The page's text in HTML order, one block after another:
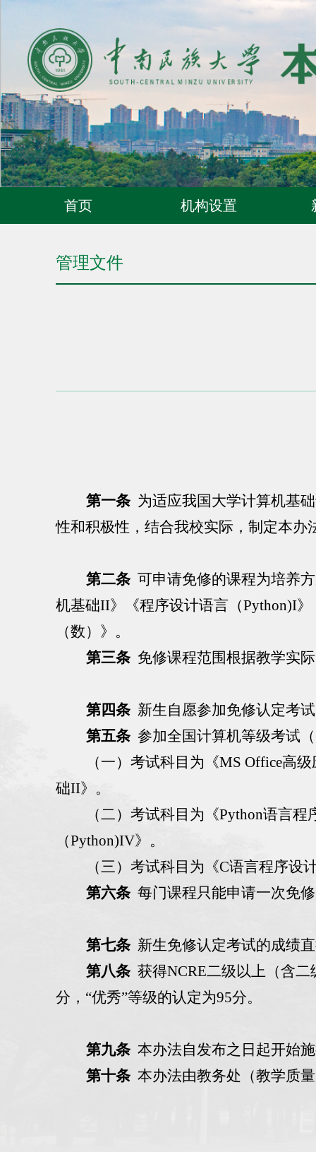
首页 机构设置
管理文件
第一条 为适应我国大学计算机基
性和积极性，结合我校实际，制定本办
第二条 可申请免修的课程为培养
机基础II》《程序设计语言（Python)I》
（数）》。
第三条 免修课程范围根据教学实
第四条 新生自愿参加免修认定考
第五条 参加全国计算机等级考试
（一） 考试科目为《MS Office高级
础II》。
（二） 考试科目为《Python语言程
（Python)IV》。
（三） 考试科目为《C语言程序设
第六条 每门课程只能申请一次免
第七条 新生免修认定考试的成绩
第八条 获得NCRE二级以上（含二
分， “优秀”等级的认定为95分。
第九条 本办法自发布之日起开始
第十条 本办法由教务处（教学质